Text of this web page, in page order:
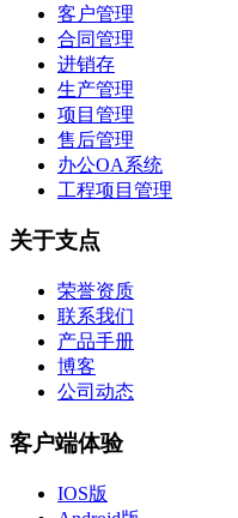
客户管理
合同管理
进销存
生产管理
项目管理
售后管理
办公OA系统
工程项目管理
关于支点
荣誉资质
联系我们
产品手册
博客
公司动态
客户端体验
IOS版